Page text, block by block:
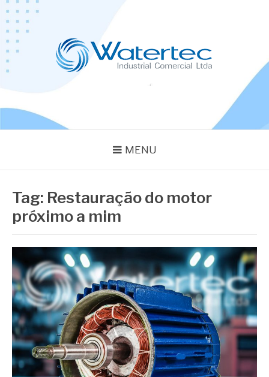
Pular
para
conteúdo
MENU
Tag: Restauração do motor
próximo a mim